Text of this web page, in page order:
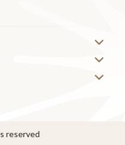
Management
reserved